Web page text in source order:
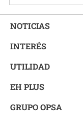
NOTICIAS
INTERÉS
UTILIDAD
EH PLUS
GRUPO OPSA